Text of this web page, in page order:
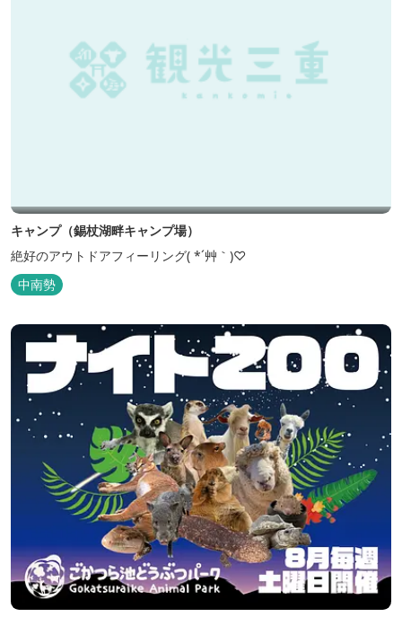
キャンプ（錫杖湖畔キャンプ場）
絶好のアウトドアフィーリング( *´艸｀)♡
中南勢